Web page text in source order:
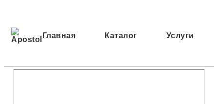
Главная Каталог Услуги